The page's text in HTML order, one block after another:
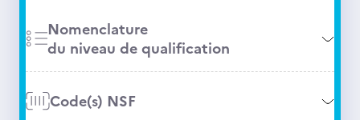
Nomenclature
du niveau de qualification
Code(s) NSF